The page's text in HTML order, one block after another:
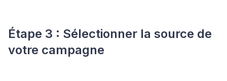
Étape 3 : Sélectionner la source de
votre campagne